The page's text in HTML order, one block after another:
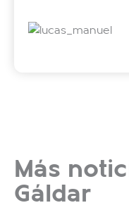
Más
Gáldar